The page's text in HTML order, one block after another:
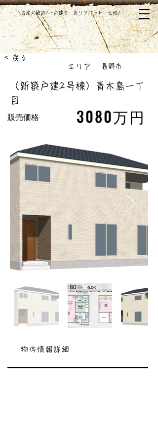
​\古屋大歓迎/一戸建て・売りアパート・土地/
< 戻る
​エリア
長野市
（新築戸建2号棟）青木島一丁
目
販売価格 3080万円
物件情報詳細